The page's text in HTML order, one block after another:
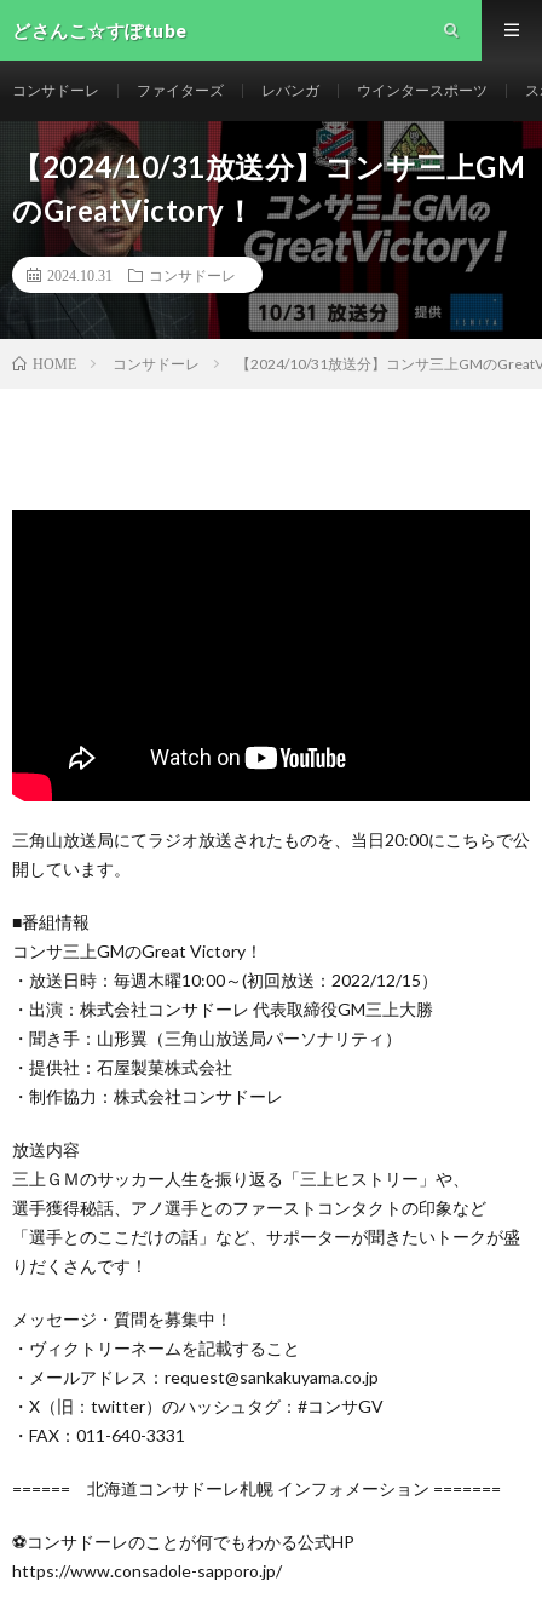
どさんこ☆すぽtube
コンサドーレ ファイターズ レバンガ ウインタースポーツ
【2024/10/31放送分】コンサ三上GM
のGreatVictory！
2024.10.31 コンサドーレ
HOME コンサドーレ 【2024/10/31放送分】コンサ三上GMの
三角山放送局にてラジオ放送されたものを、当日20:00にこちらで公
開しています。
■番組情報
コンサ三上GMのGreat Victory！
・放送日時：毎週木曜10:00～(初回放送：2022/12/15）
・出演：株式会社コンサドーレ 代表取締役GM三上大勝
・聞き手：山形翼（三角山放送局パーソナリティ）
・提供社：石屋製菓株式会社
・制作協力：株式会社コンサドーレ
放送内容
三上ＧＭのサッカー人生を振り返る「三上ヒストリー」や、
選手獲得秘話、アノ選手とのファーストコンタクトの印象など
「選手とのここだけの話」など、サポーターが聞きたいトークが盛
りだくさんです！
メッセージ・質問を募集中！
・ヴィクトリーネームを記載すること
・メールアドレス：request@sankakuyama.co.jp
・X（旧：twitter）のハッシュタグ：#コンサGV
・FAX：011-640-3331
====== 北海道コンサドーレ札幌 インフォメーション =======
⚽コンサドーレのことが何でもわかる公式HP
https://www.consadole-sapporo.jp/